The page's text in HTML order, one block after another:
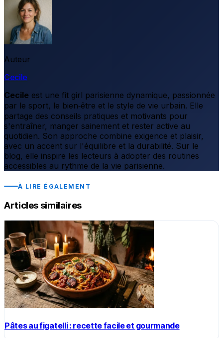
Auteur
Cecile
Cecile est une fit girl parisienne dynamique, passionnée
par le sport, le bien‑être et le style de vie urbain. Elle
partage des conseils pratiques et motivants pour
s'entraîner, manger sainement et rester active au
quotidien. Son approche combine exigence et plaisir,
avec un accent sur l'équilibre et la durabilité. Sur le
blog, elle inspire les lecteurs à adopter des routines
accessibles au rythme de la vie parisienne.
À LIRE ÉGALEMENT
Articles similaires
Pâtes au figatelli : recette facile et gourmande